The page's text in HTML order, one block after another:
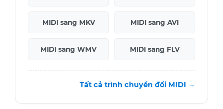
MIDI sang MKV MIDI sang AVI
MIDI sang WMV MIDI sang FLV
Tất cả trình chuyển đổi MIDI →